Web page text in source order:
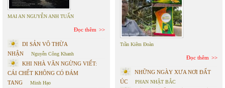
MAI AN NGUYỄN ANH TUẤN
Đọc thêm
DI SẢN VÔ THỪA
NHẬN
Nguyễn Công Khanh
KHI NHÀ VĂN NGỪNG VIẾT:
CÁI CHẾT KHÔNG CÓ ĐÁM
TANG
Minh Hạo
Trần Kiêm Đoàn
Đọc thêm
NHỮNG NGÀY XƯA NƠI ĐẤT
ÚC
PHAN NHẬT BẮC